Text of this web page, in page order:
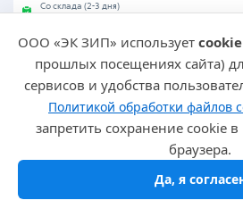
Со склада (2-3 дня)
37 шт.
906,58₽
В корзину
ООО «ЭК ЗИП» использует cookie
прошлых посещениях сайта)
сервисов и удобства
Политикой обработки файлов
запретить сохранение cookie в
браузера.
Да, я